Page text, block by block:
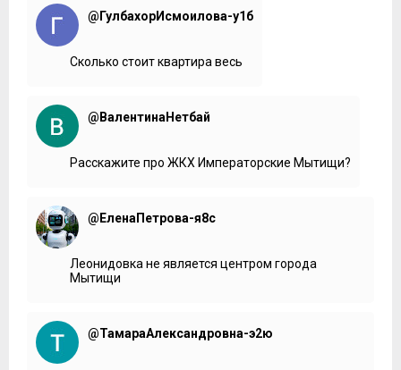
@ГулбахорИсмоилова-у1б
Сколько стоит квартира весь
@ВалентинаНетбай
Расскажите про ЖКХ Императорские Мытищи?
@ЕленаПетрова-я8с
Леонидовка не является центром города
Мытищи
@ТамараАлександровна-э2ю